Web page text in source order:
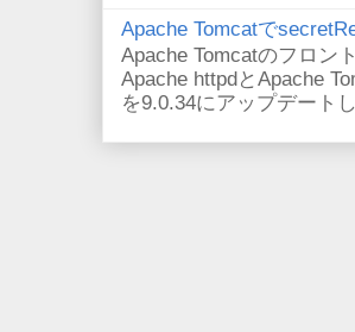
Apache Tomcatで
Apache Tomcatのフロン
Apache httpdとApache
を9.0.34にアップデート